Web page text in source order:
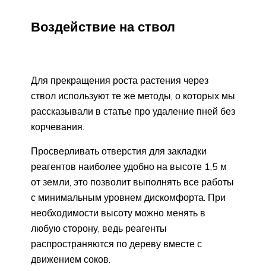
Воздействие на ствол
Для прекращения роста растения через
ствол используют те же методы, о которых мы
рассказывали в статье про удаление пней без
корчевания.
Просверливать отверстия для закладки
реагентов наиболее удобно на высоте 1,5 м
от земли, это позволит выполнять все работы
с минимальным уровнем дискомфорта. При
необходимости высоту можно менять в
любую сторону, ведь реагенты
распространяются по дереву вместе с
движением соков.